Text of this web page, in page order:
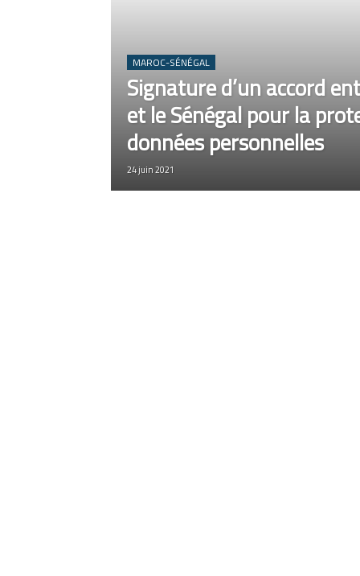
MAROC-SÉNÉGAL
Signature d’un accord
et le Sénégal pour la
données personnelles
24 juin 2021